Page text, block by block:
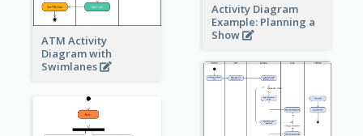
ATM Activity
Diagram with
Swimlanes
Activity Diagram
Example: Planning a
Show